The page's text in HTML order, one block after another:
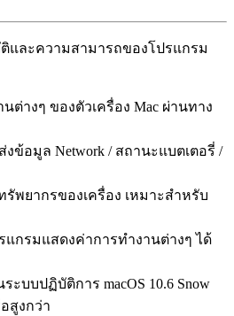
ติและความสามารถของโปรแกรม
ต่างๆ ของตัวเครื่อง Mac ผ่านทาง
งข้อมูล Network / สถานะแบตเตอรี่ /
พยากรของเครื่อง เหมาะสำหรับ
แกรมแสดงค่าการทำงานต่างๆ ได้
ะบบปฏิบัติการ macOS 10.6 Snow
อสูงกว่า